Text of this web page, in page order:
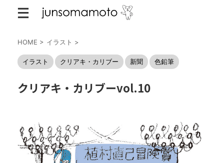
HOME > イラスト >
イラスト クリアキ・カリブー 新聞 色鉛筆
クリアキ・カリブーvol.10